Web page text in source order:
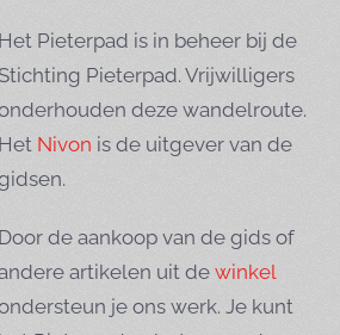
Het Pieterpad is in beheer bij de
Pieterpad. Vrijwilligers
deze wandelroute.
Het Nivon is de uitgever van de
Door de aankoop van de gids of
artikelen uit de winkel
je ons werk. Je kunt